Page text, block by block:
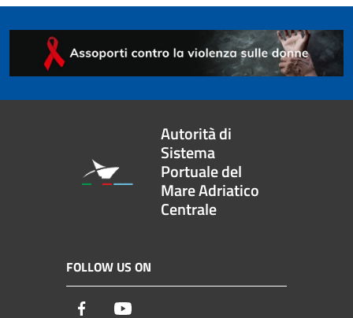
Autorità di
Sistema
Portuale del
Mare Adriatico
Centrale
FOLLOW US ON
Facebook